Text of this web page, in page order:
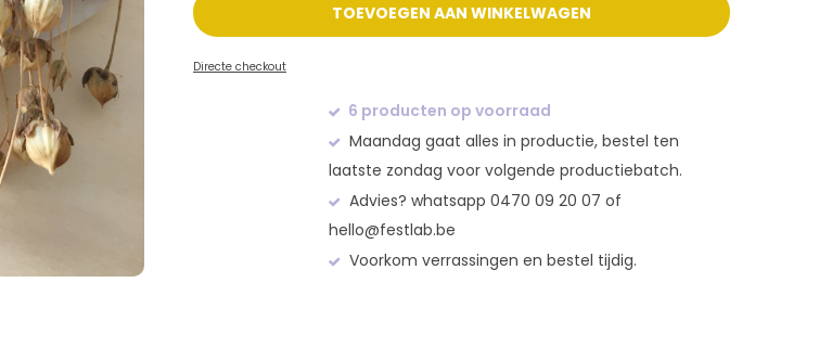
TOEVOEGEN AAN WINKELWAGEN
Directe checkout
6 producten op voorraad
Maandag gaat alles in productie, bestel ten
laatste zondag voor volgende productiebatch.
Advies? whatsapp 0470 09 20 07 of
hello@festlab.be
Voorkom verrassingen en bestel tijdig.